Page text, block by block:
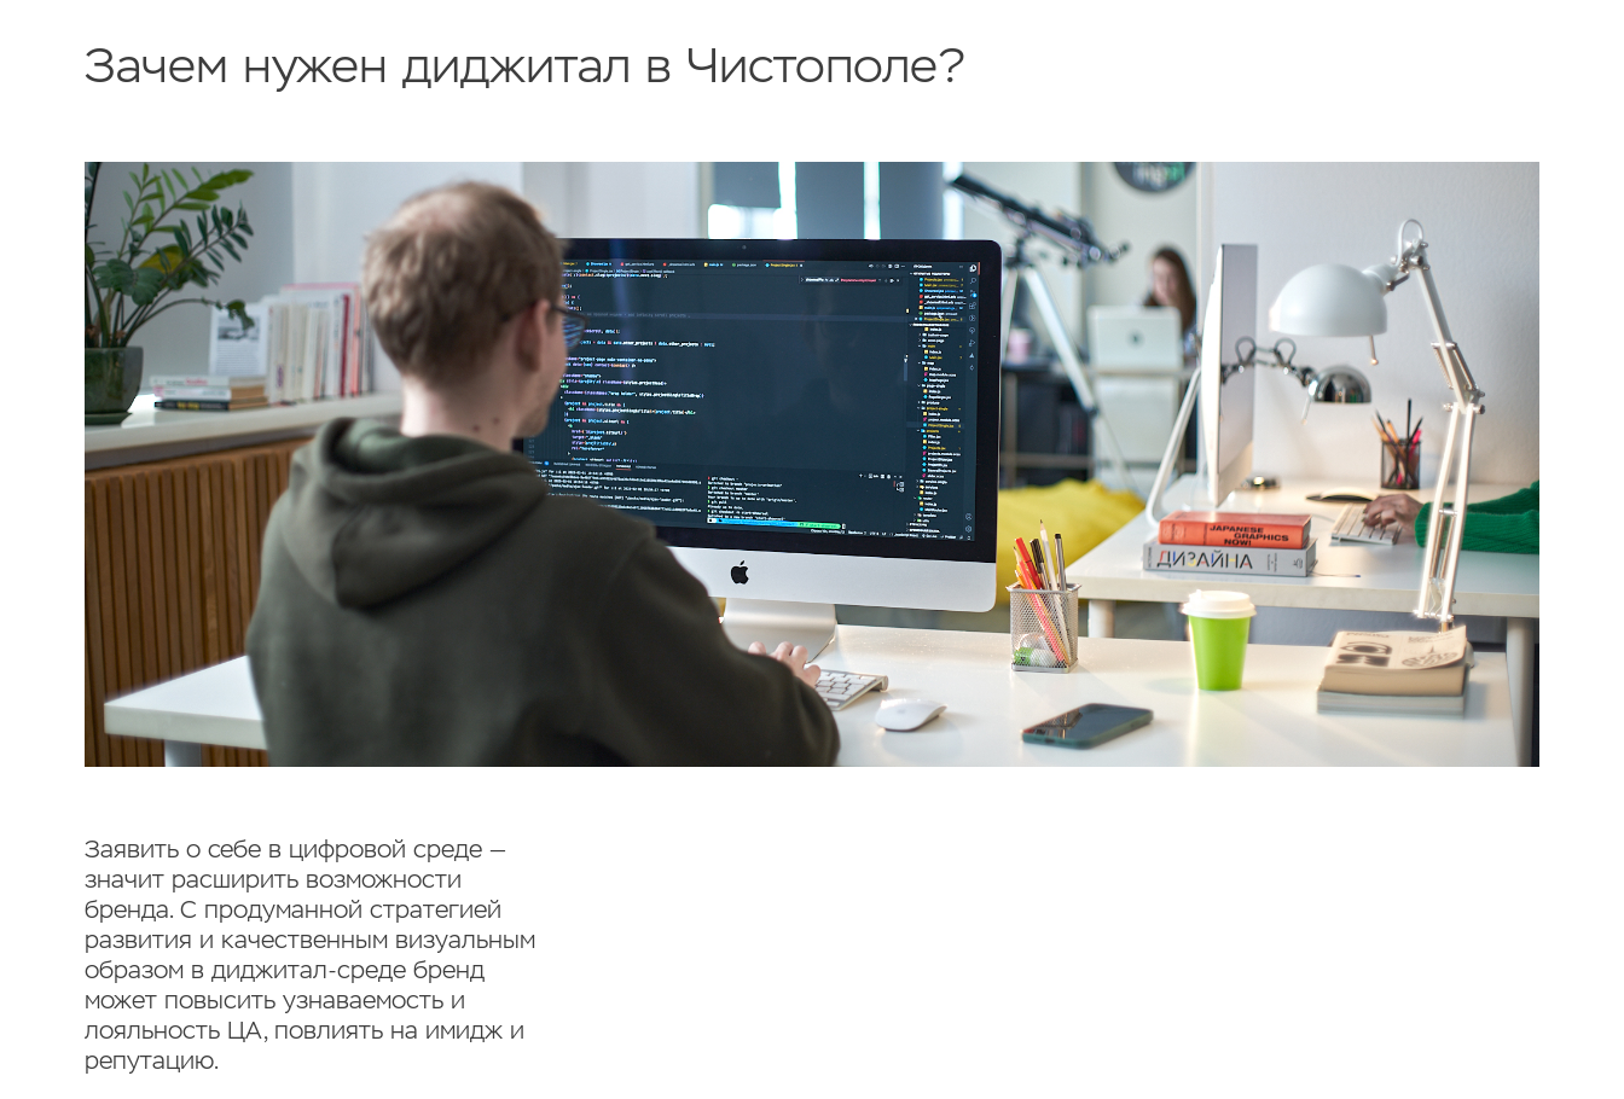
Зачем нужен диджитал в Чистополе?
Заявить о себе в цифровой среде —
значит расширить возможности
бренда. С продуманной стратегией
развития и качественным визуальным
образом в диджитал-среде бренд
может повысить узнаваемость и
лояльность ЦА, повлиять на имидж и
репутацию.